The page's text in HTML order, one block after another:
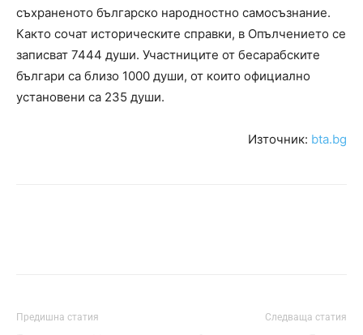
съхраненото българско народностно самосъзнание.
Както сочат историческите справки, в Опълчението се
записват 7444 души. Участниците от бесарабските
българи са близо 1000 души, от които официално
установени са 235 души.
Източник: bta.bg
Предишна статия Следваща статия